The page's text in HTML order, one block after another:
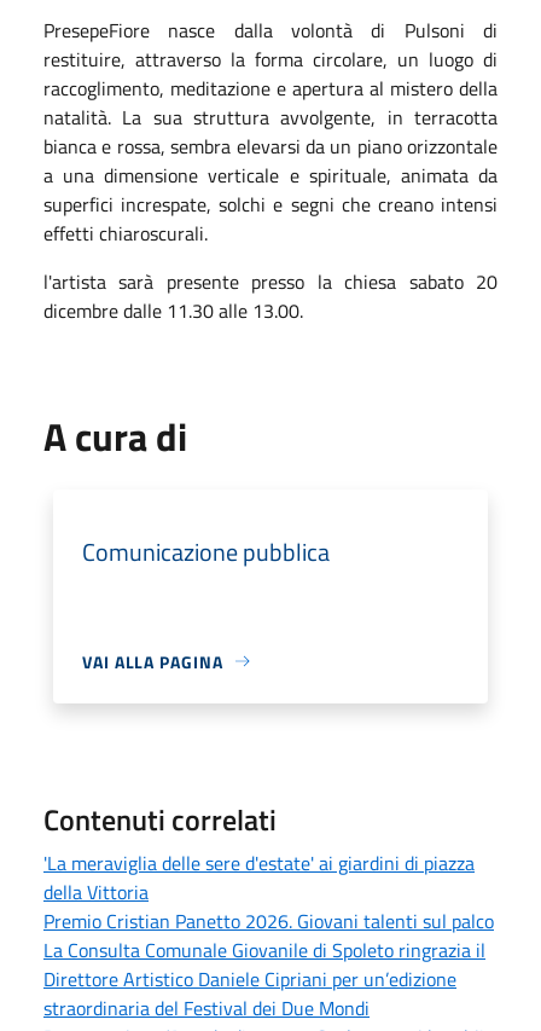
PresepeFiore nasce dalla volontà di Pulsoni di
restituire, attraverso la forma circolare, un luogo di
raccoglimento, meditazione e apertura al mistero della
natalità. La sua struttura avvolgente, in terracotta
bianca e rossa, sembra elevarsi da un piano orizzontale
a una dimensione verticale e spirituale, animata da
superfici increspate, solchi e segni che creano intensi
effetti chiaroscurali.
l'artista sarà presente presso la chiesa sabato 20
dicembre dalle 11.30 alle 13.00.
A cura di
Comunicazione pubblica
VAI ALLA PAGINA
Contenuti correlati
'La meraviglia delle sere d'estate' ai giardini di piazza
della Vittoria
Premio Cristian Panetto 2026. Giovani talenti sul palco
La Consulta Comunale Giovanile di Spoleto ringrazia il
Direttore Artistico Daniele Cipriani per un’edizione
straordinaria del Festival dei Due Mondi